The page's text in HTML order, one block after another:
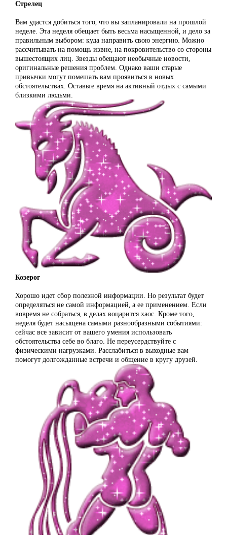
Стрелец
Вам удастся добиться того, что вы запланировали на прошлой
неделе. Эта неделя обещает быть весьма насыщенной, и дело за
правильным выбором: куда направить свою энергию. Можно
рассчитывать на помощь извне, на покровительство со стороны
вышестоящих лиц. Звезды обещают необычные новости,
оригинальные решения проблем. Однако ваши старые
привычки могут помешать вам проявиться в новых
обстоятельствах. Оставьте время на активный отдых с самыми
близкими людьми.
Козерог
Хорошо идет сбор полезной информации. Но результат будет
определяться не самой информацией, а ее применением. Если
вовремя не собраться, в делах воцарится хаос. Кроме того,
неделя будет насыщена самыми разнообразными событиями:
сейчас все зависит от вашего умения использовать
обстоятельства себе во благо. Не переусердствуйте с
физическими нагрузками. Расслабиться в выходные вам
помогут долгожданные встречи и общение в кругу друзей.